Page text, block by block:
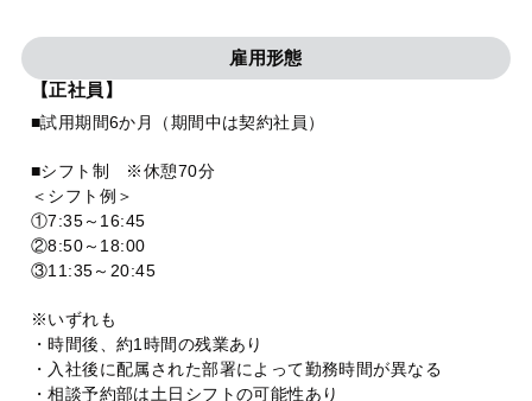
雇用形態
【正社員】
■試用期間6か月（期間中は契約社員）
■シフト制 ※休憩70分
＜シフト例＞
①7:35～16:45
②8:50～18:00
③11:35～20:45
※いずれも
・時間後、約1時間の残業あり
・入社後に配属された部署によって勤務時間が異なる
・相談予約部は土日シフトの可能性あり